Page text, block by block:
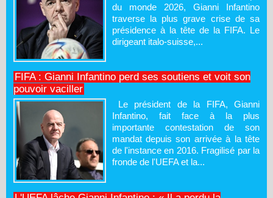
du monde 2026, Gianni Infantino
traverse la plus grave crise de sa
présidence à la tête de la FIFA. Le
dirigeant italo-suisse,...
FIFA : Gianni Infantino perd ses soutiens et voit son
pouvoir vaciller
Le président de la FIFA, Gianni
Infantino, fait face à la plus
importante contestation de son
mandat depuis son arrivée à la tête
de l'instance en 2016. Fragilisé par la
fronde de l'UEFA et la...